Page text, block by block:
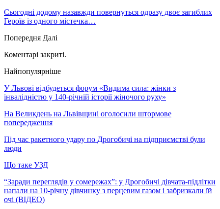
Сьогодні додому назавжди повернуться одразу двоє загиблих
Героїв із одного містечка…
Попередня Далі
Коментарі закриті.
Найпопулярніше
У Львові відбудеться форум «Видима сила: жінки з
інвалідністю у 140-річній історії жіночого руху»
На Великдень на Львівщині оголосили штормове
попередження
Під час ракетного удару по Дрогобичі на підприємстві були
люди
Що таке УЗД
“Заради переглядів у сомережах”: у Дрогобичі дівчата-підлітки
напали на 10-річну дівчинку з перцевим газом і забризкали їй
очі (ВІДЕО)